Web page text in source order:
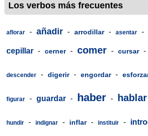
Los verbos más frecuentes
aflorar - añadir - arrodillar - asentar -
cepillar - cerner - comer - cursar -
descender - digerir - engordar -
figurar - guardar - haber - hablar
hundir - indignar - inflar - instituir -